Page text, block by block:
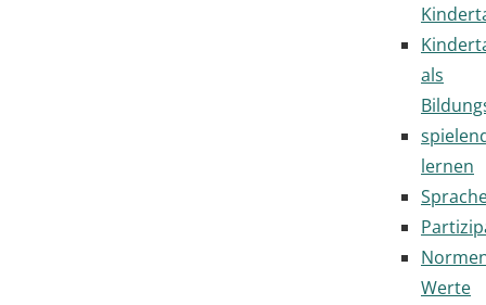
als
lernen
Werte